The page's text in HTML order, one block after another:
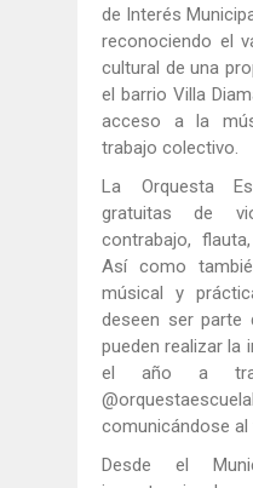
de Interés
reconociendo el
cultural de una
el barrio Villa
acceso a la
trabajo colectivo.
La Orquesta
gratuitas de
contrabajo,
Así como
músical y
deseen ser parte
pueden realizar la
el año a
comunicándose
Desde el